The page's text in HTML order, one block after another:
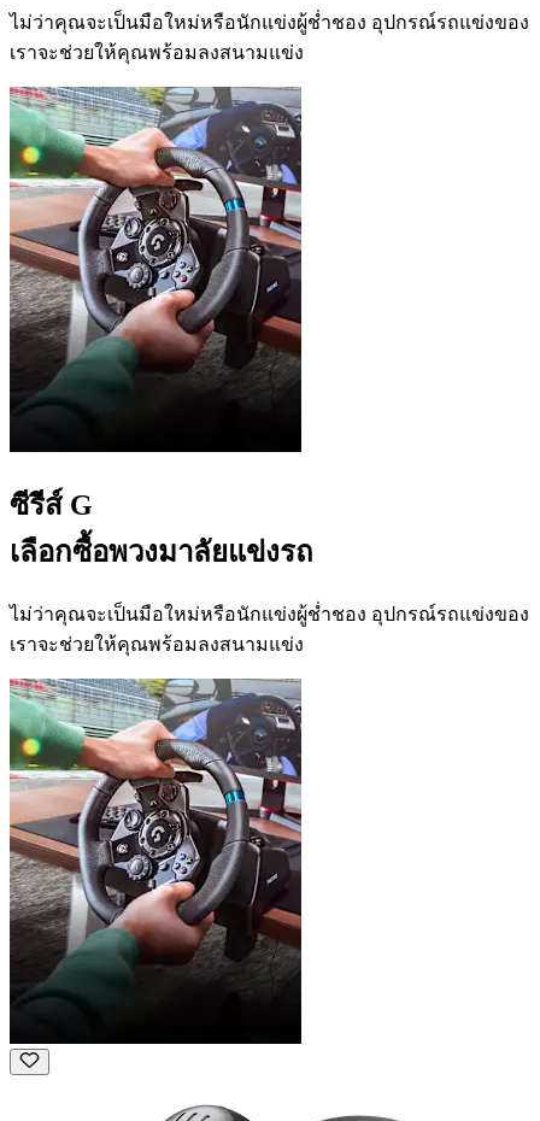
ไม่ว่าคุณจะเป็นมือใหม่หรือนักแข่งผู้ช่ำชอง อุปกรณ์รถแข่งของ
เราจะช่วยให้คุณพร้อมลงสนามแข่ง
ซีรีส์ G
เลือกซื้อพวงมาลัยแข่งรถ
ไม่ว่าคุณจะเป็นมือใหม่หรือนักแข่งผู้ช่ำชอง อุปกรณ์รถแข่งของ
เราจะช่วยให้คุณพร้อมลงสนามแข่ง